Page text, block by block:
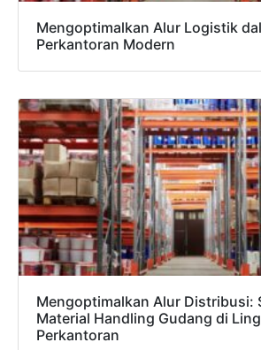
Mengoptimalkan Alur Logistik
Perkantoran Modern
Mengoptimalkan Alur Distribusi:
Material Handling Gudang di
Perkantoran